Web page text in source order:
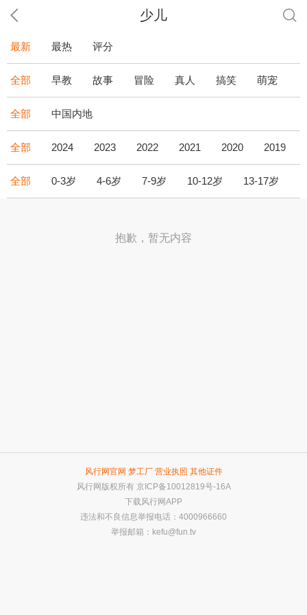
少儿
最新 最热 评分
全部 早教 故事 冒险 真人 搞笑 萌宠
全部 中国内地
全部 2024 2023 2022 2021 2020 2019
全部 0-3岁 4-6岁 7-9岁 10-12岁 13-17岁
抱歉，暂无内容
风行网官网 梦工厂 营业执照 其他证件
风行网版权所有 京ICP备10012819号-16A
下载风行网APP
违法和不良信息举报电话：4000966660
举报邮箱： kefu@fun.tv